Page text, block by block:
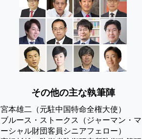
その他の主な執筆陣
宮本雄二（元駐中国特命全権大使）
ブルース・ストークス（ジャーマン・マ
ーシャル財団客員シニアフェロー）